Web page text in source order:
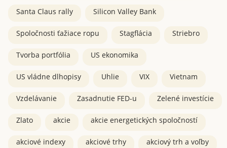
Santa Claus rally Silicon Valley Bank
Spoločnosti ťažiace ropu Stagflácia Striebro
Tvorba portfólia US ekonomika
US vládne dlhopisy Uhlie VIX Vietnam
Vzdelávanie Zasadnutie FED-u Zelené investície
Zlato akcie akcie energetických spoločností
akciové indexy akciové trhy akciový trh a voľby